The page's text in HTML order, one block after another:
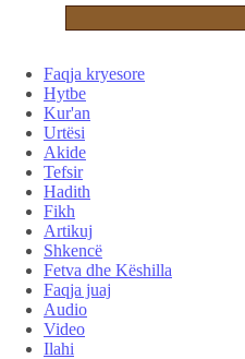
Faqja kryesore
Hytbe
Kur'an
Urtësi
Akide
Tefsir
Hadith
Fikh
Artikuj
Shkencë
Fetva dhe Këshilla
Faqja juaj
Audio
Video
Ilahi